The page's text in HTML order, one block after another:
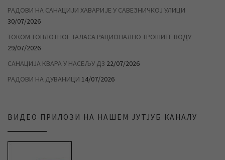
РАДОВИ НА САНАЦИЈИ ХАВАРИЈЕ У САВЕЗНИЧКОЈ УЛИЦИ
30/07/2026
ТОКОМ ТОПЛОТНОГ ТАЛАСА РАЦИОНАЛНО ТРОШИТЕ ВОДУ
29/07/2026
САНАЦИЈА КВАРА У НАСЕЉУ Д3 22/07/2026
РАДОВИ НА ДУВАНИЦИ 14/07/2026
ВИДЕО ПРИЛОЗИ НА НАШЕМ ЈУТЈУБ КАНАЛУ